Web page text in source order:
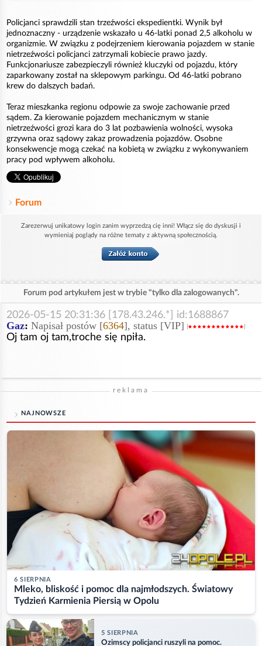
Policjanci sprawdzili stan trzeźwości ekspedientki. Wynik był
jednoznaczny - urządzenie wskazało u 46-latki ponad 2,5 alkoholu w
organizmie. W związku z podejrzeniem kierowania pojazdem w stanie
nietrzeźwości policjanci zatrzymali kobiecie prawo jazdy.
Funkcjonariusze zabezpieczyli również kluczyki od pojazdu, który
zaparkowany został na sklepowym parkingu. Od 46-latki pobrano
krew do dalszych badań.
Teraz mieszkanka regionu odpowie za swoje zachowanie przed
sądem. Za kierowanie pojazdem mechanicznym w stanie
nietrzeźwości grozi kara do 3 lat pozbawienia wolności, wysoka
grzywna oraz sądowy zakaz prowadzenia pojazdów. Osobne
konsekwencje mogą czekać na kobietą w związku z wykonywaniem
pracy pod wpływem alkoholu.
Forum
Zarezerwuj unikatowy login zanim wyprzedzą cię inni! Włącz się do dyskusji i
wymieniaj poglądy na różne tematy z aktywną społecznością.
Forum pod artykułem jest w trybie "tylko dla zalogowanych".
2026-05-15 20:31:36 [178.43.246.*] id:1688867
Gaz: Napisał postów [6364], status [VIP]
Oj tam oj tam,troche się npiła.
reklama
NAJNOWSZE
6 SIERPNIA
Mleko, bliskość i pomoc dla najmłodszych. Światowy
Tydzień Karmienia Piersią w Opolu
5 SIERPNIA
Ozimscy policjanci ruszyli na pomoc.